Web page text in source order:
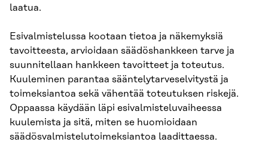
laatua.
Esivalmistelussa kootaan tietoa ja näkemyksiä
tavoitteesta, arvioidaan säädöshankkeen tarve ja
suunnitellaan hankkeen tavoitteet ja toteutus.
Kuuleminen parantaa sääntelytarveselvitystä ja
toimeksiantoa sekä vähentää toteutuksen riskejä.
Oppaassa käydään läpi esivalmisteluvaiheessa
kuulemista ja sitä, miten se huomioidaan
säädösvalmistelutoimeksiantoa laadittaessa.